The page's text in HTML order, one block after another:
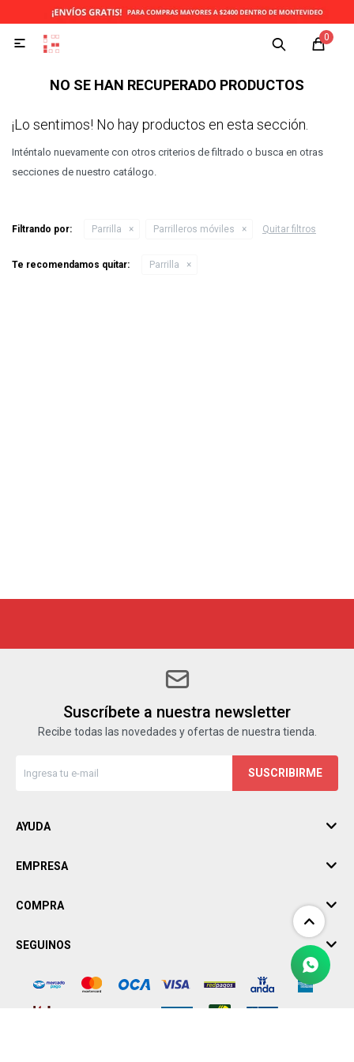
0

NO SE HAN RECUPERADO PRODUCTOS
¡Lo sentimos! No hay productos en esta sección.
Inténtalo nuevamente con otros criterios de filtrado o busca en otras
secciones de nuestro catálogo.
Filtrando por: Parrilla Parrilleros móviles Quitar filtros
Te recomendamos quitar: Parrilla
Suscríbete a nuestra newsletter
Recibe todas las novedades y ofertas de nuestra tienda.
SUSCRIBIRME
AYUDA
EMPRESA
COMPRA
SEGUINOS